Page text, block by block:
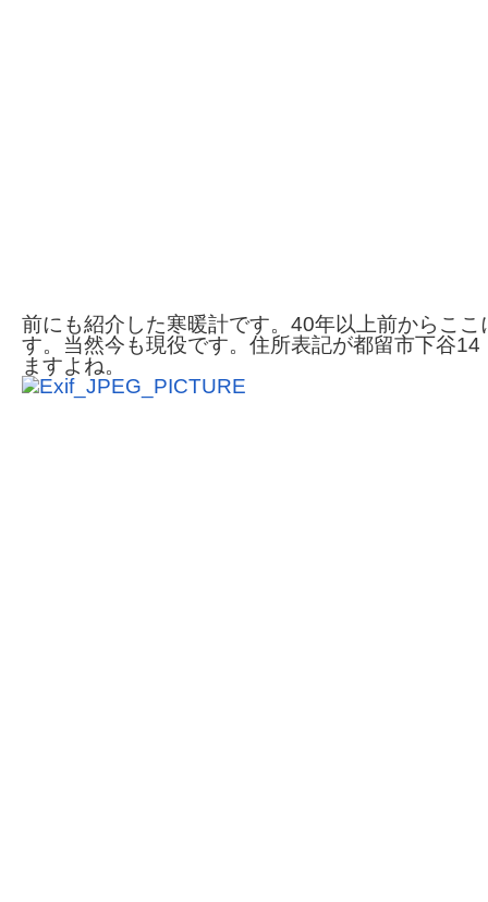
前にも紹介した寒暖計です。40年以上前からこ
す。当然今も現役です。住所表記が都留市下谷
ますよね。